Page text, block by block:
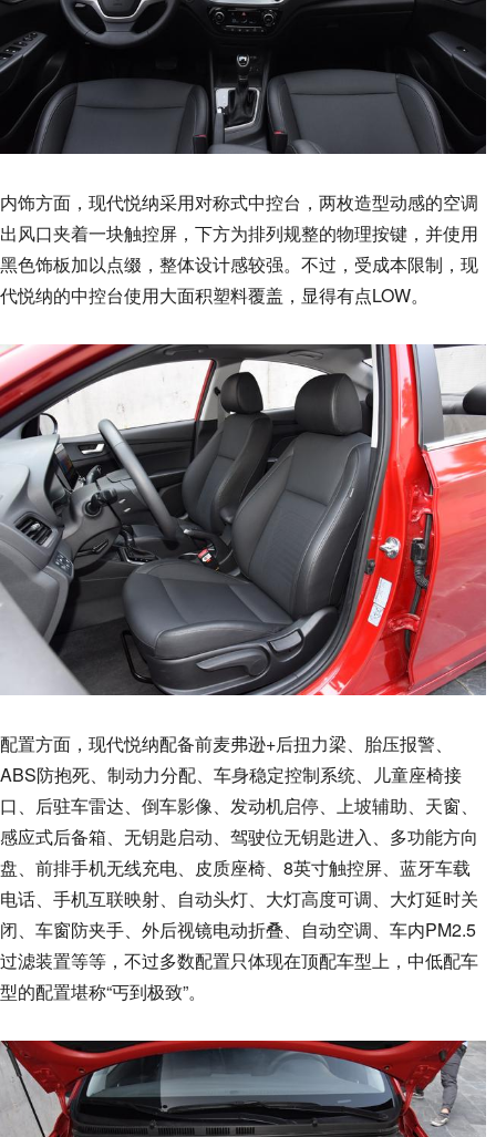
内饰方面，现代悦纳采用对称式中控台，两枚造型动感的空调
出风口夹着一块触控屏，下方为排列规整的物理按键，并使用
黑色饰板加以点缀，整体设计感较强。不过，受成本限制，现
代悦纳的中控台使用大面积塑料覆盖，显得有点LOW。
配置方面，现代悦纳配备前麦弗逊+后扭力梁、胎压报警、
ABS防抱死、制动力分配、车身稳定控制系统、儿童座椅接
口、后驻车雷达、倒车影像、发动机启停、上坡辅助、天窗、
感应式后备箱、无钥匙启动、驾驶位无钥匙进入、多功能方向
盘、前排手机无线充电、皮质座椅、8英寸触控屏、蓝牙车载
电话、手机互联映射、自动头灯、大灯高度可调、大灯延时关
闭、车窗防夹手、外后视镜电动折叠、自动空调、车内PM2.5
过滤装置等等，不过多数配置只体现在顶配车型上，中低配车
型的配置堪称“丐到极致”。